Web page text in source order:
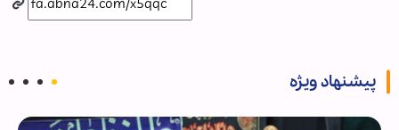
پیشنهاد ویژه